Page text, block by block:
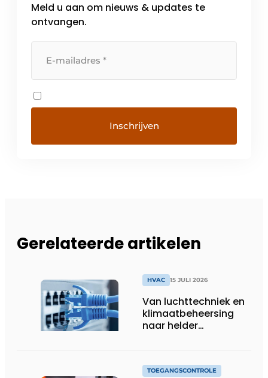
Meld u aan om nieuws & updates te
ontvangen.
Gerelateerde artikelen
HVAC 15 JULI 2026
Van luchttechniek en
klimaatbeheersing
naar helder
TOEGANGSCONTROLE